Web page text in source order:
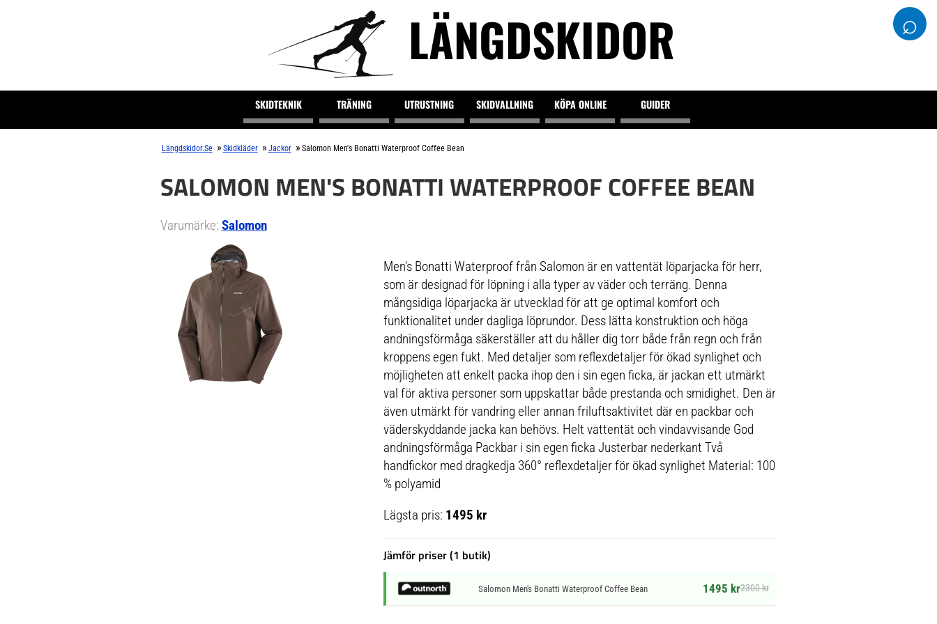
LÄNGDSKIDOR ⌕
SKIDTEKNIK TRÄNING UTRUSTNING SKIDVALLNING KÖPA ONLINE GUIDER
Längdskidor.se » Skidkläder » Jackor » Salomon Men's Bonatti Waterproof Coffee Bean
SALOMON MEN'S BONATTI WATERPROOF COFFEE BEAN
Varumärke: Salomon
Men's Bonatti Waterproof från Salomon är en vattentät löparjacka för herr,
som är designad för löpning i alla typer av väder och terräng. Denna
mångsidiga löparjacka är utvecklad för att ge optimal komfort och
funktionalitet under dagliga löprundor. Dess lätta konstruktion och höga
andningsförmåga säkerställer att du håller dig torr både från regn och från
kroppens egen fukt. Med detaljer som reflexdetaljer för ökad synlighet och
möjligheten att enkelt packa ihop den i sin egen ficka, är jackan ett utmärkt
val för aktiva personer som uppskattar både prestanda och smidighet. Den är
även utmärkt för vandring eller annan friluftsaktivitet där en packbar och
väderskyddande jacka kan behövs. Helt vattentät och vindavvisande God
andningsförmåga Packbar i sin egen ficka Justerbar nederkant Två
handfickor med dragkedja 360° reflexdetaljer för ökad synlighet Material: 100
% polyamid
Lägsta pris: 1495 kr
Jämför priser (1 butik)
Salomon Men's Bonatti Waterproof Coffee Bean 1495 kr2300 kr